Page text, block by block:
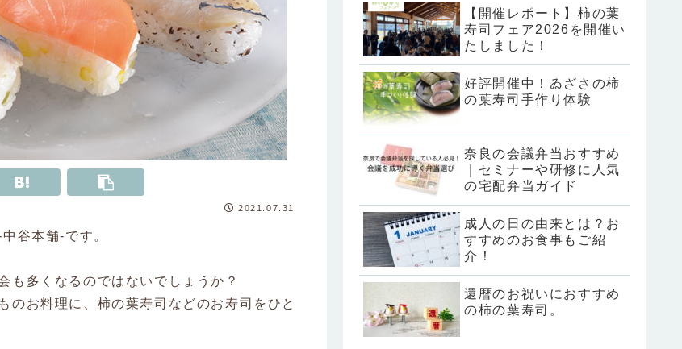
2021.07.31
谷本舗‐です。
も多くなるのではないでしょうか？
のお料理に、柿の葉寿司などのお寿司をひと
【開催レポート】柿の葉
寿司フェア2026を開催い
たしました！
好評開催中！ゐざさの柿
の葉寿司手作り体験
奈良の会議弁当おすすめ
｜セミナーや研修に人気
の宅配弁当ガイド
成人の日の由来とは？お
すすめのお食事もご紹
介！
還暦のお祝いにおすすめ
の柿の葉寿司。